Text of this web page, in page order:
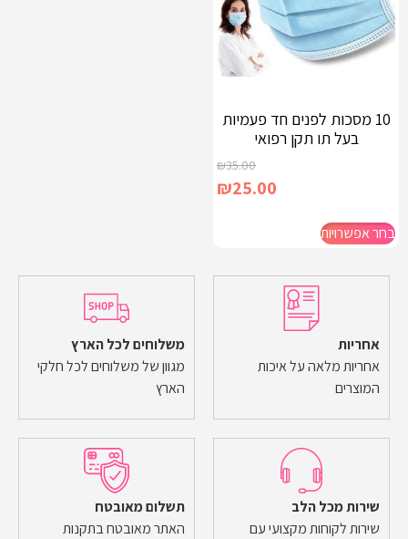
10 מסכות לפנים חד פעמיות
בעל תו תקן רפואי
₪35.00
₪25.00
בחר אפשרויות
אחריות
אחריות מלאה על איכות
המוצרים
משלוחים לכל הארץ
מגוון של משלוחים לכל חלקי
הארץ
שירות מכל הלב
שירות לקוחות מקצועי עם
תשלום מאובטח
האתר מאובטח בתקנות